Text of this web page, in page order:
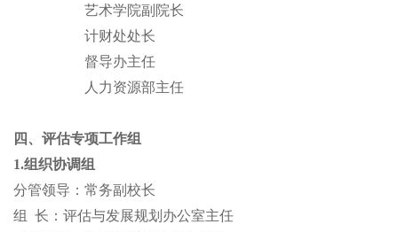
艺术学院副院长
计财处处长
督导办主任
人力资源部主任
四、评估专项工作组
1.组织协调组
分管领导：常务副校长
组 长：评估与发展规划办公室主任